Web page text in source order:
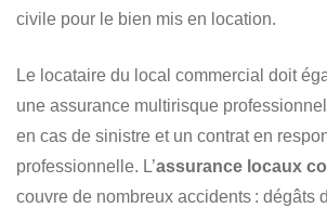
civile pour le bien mis en location.
Le locataire du local commercial doit
une assurance multirisque
en cas de sinistre et un contrat en
professionnelle. L’assurance locaux
couvre de nombreux accidents : dégâts